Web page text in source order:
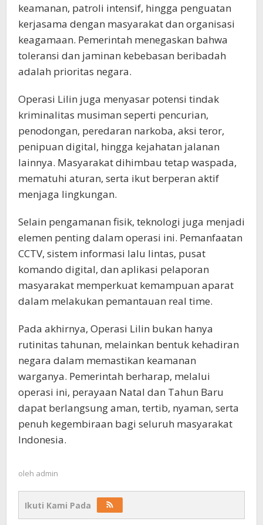
keamanan, patroli intensif, hingga penguatan
kerjasama dengan masyarakat dan organisasi
keagamaan. Pemerintah menegaskan bahwa
toleransi dan jaminan kebebasan beribadah
adalah prioritas negara.
Operasi Lilin juga menyasar potensi tindak
kriminalitas musiman seperti pencurian,
penodongan, peredaran narkoba, aksi teror,
penipuan digital, hingga kejahatan jalanan
lainnya. Masyarakat dihimbau tetap waspada,
mematuhi aturan, serta ikut berperan aktif
menjaga lingkungan.
Selain pengamanan fisik, teknologi juga menjadi
elemen penting dalam operasi ini. Pemanfaatan
CCTV, sistem informasi lalu lintas, pusat
komando digital, dan aplikasi pelaporan
masyarakat memperkuat kemampuan aparat
dalam melakukan pemantauan real time.
Pada akhirnya, Operasi Lilin bukan hanya
rutinitas tahunan, melainkan bentuk kehadiran
negara dalam memastikan keamanan
warganya. Pemerintah berharap, melalui
operasi ini, perayaan Natal dan Tahun Baru
dapat berlangsung aman, tertib, nyaman, serta
penuh kegembiraan bagi seluruh masyarakat
Indonesia.
oleh admin
Ikuti Kami Pada